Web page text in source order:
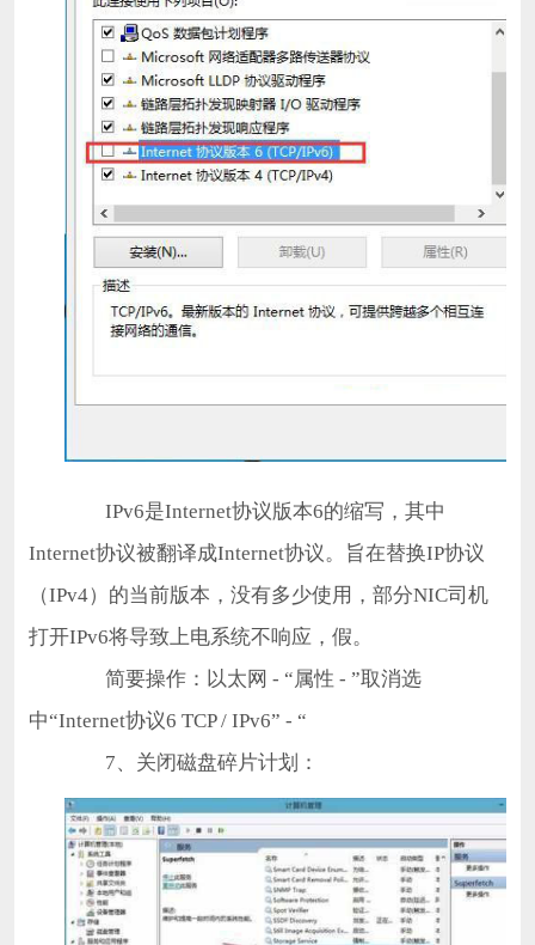
IPv6是Internet协议版本6的缩写，其中
Internet协议被翻译成Internet协议。旨在替换IP协议
（IPv4）的当前版本，没有多少使用，部分NIC司机
打开IPv6将导致上电系统不响应，假。
简要操作：以太网 - “属性 - ”取消选
中“Internet协议6 TCP / IPv6” - “
7、关闭磁盘碎片计划：